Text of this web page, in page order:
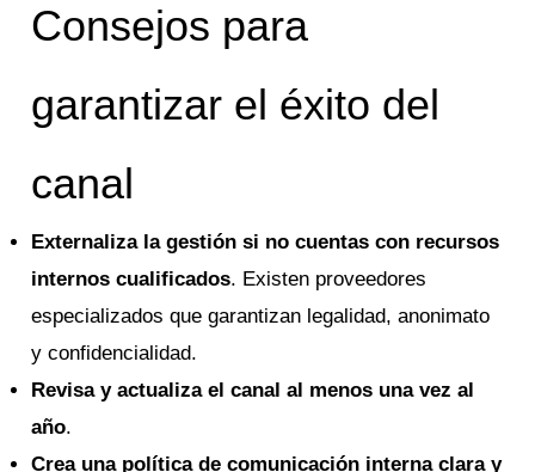
Consejos para
garantizar el éxito del
canal
Externaliza la gestión si no cuentas con recursos
internos cualificados. Existen proveedores
especializados que garantizan legalidad, anonimato
y confidencialidad.
Revisa y actualiza el canal al menos una vez al
año.
Crea una política de comunicación interna clara y